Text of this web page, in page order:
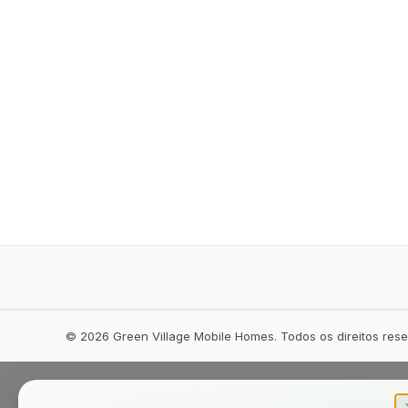
© 2026 Green Village Mobile Homes. Todos os direitos